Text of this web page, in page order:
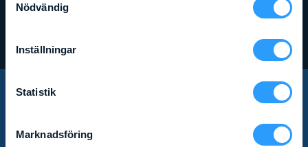
Nödvändig
Inställningar
Statistik
Marknadsföring
Läs mer
PRENUMERERA PÅ VÅRT